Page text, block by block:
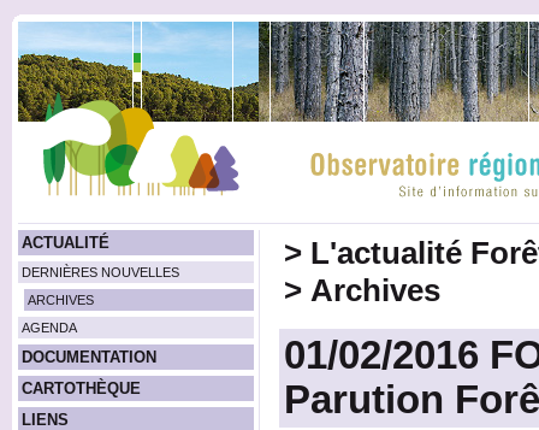
ACTUALITÉ
DERNIÈRES NOUVELLES
ARCHIVES
AGENDA
DOCUMENTATION
CARTOTHÈQUE
LIENS
> L'actualité
> Archives
01/02/2016
Parution